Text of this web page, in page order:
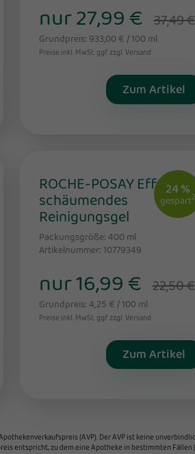
nur 27,99 € 37,49 €
Grundpreis: 933,00 € / 100 ml
Preise inkl. MwSt. ggf. zzgl. Versand
Zum Artikel
24 %
gespart2
ROCHE-POSAY Effaclar
schäumendes
Reinigungsgel
Packungsgröße: 400 ml
Artikelnummer: 10779349
nur 16,99 € 22,50 €
Grundpreis: 4,25 € / 100 ml
Preise inkl. MwSt. ggf. zzgl. Versand
Zum Artikel
(AVP). Der AVP ist keine
entspricht, zu dem eine Apotheke in bestimmten